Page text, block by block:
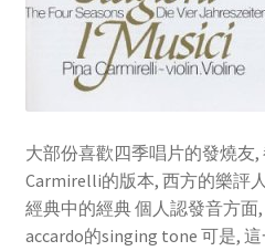
大部份喜歡四季唱片的發燒友,
Carmirelli的版本, 西方的樂評
經典中的經典 個人認發音方面
accardo的singing tone 可是,